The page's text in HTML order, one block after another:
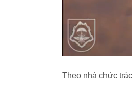
Theo nhà chức